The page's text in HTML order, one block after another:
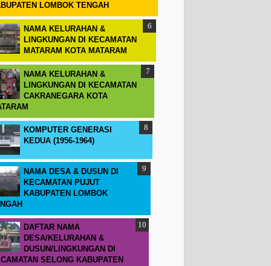
LOMBOK TENGAH
NAMA KELURAHAN &
LINGKUNGAN DI KECAMATAN
MATARAM KOTA MATARAM
NAMA KELURAHAN &
LINGKUNGAN DI KECAMATAN
CAKRANEGARA KOTA
KOMPUTER GENERASI
KEDUA (1956-1964)
NAMA DESA & DUSUN DI
KECAMATAN PUJUT
KABUPATEN LOMBOK
DAFTAR NAMA
DESA/KELURAHAN &
DUSUN/LINGKUNGAN DI
SELONG KABUPATEN